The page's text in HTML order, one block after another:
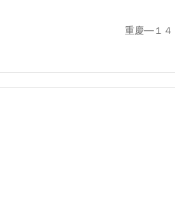
重慶―１４